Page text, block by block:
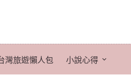
灣旅遊懶人包 小說心得